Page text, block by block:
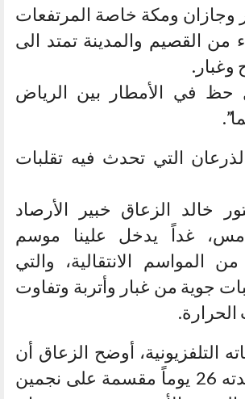
وجازان ومكة خاصة المرتفعات
من القصيم والمدينة تمتد الى
وغبار.
حظ في الأمطار بين الرياض
التي تحدث فيه تقلبات
خالد الزعاق خبير الأرصاد
غداً يدخل علينا موسم
المواسم الانتقالية، والتي
جوية من غبار وأتربة وتفاوت
التلفزيونية، أوضح الزعاق أن
هذا الموسم مدته 26 يوماً مقسمة على نجمين